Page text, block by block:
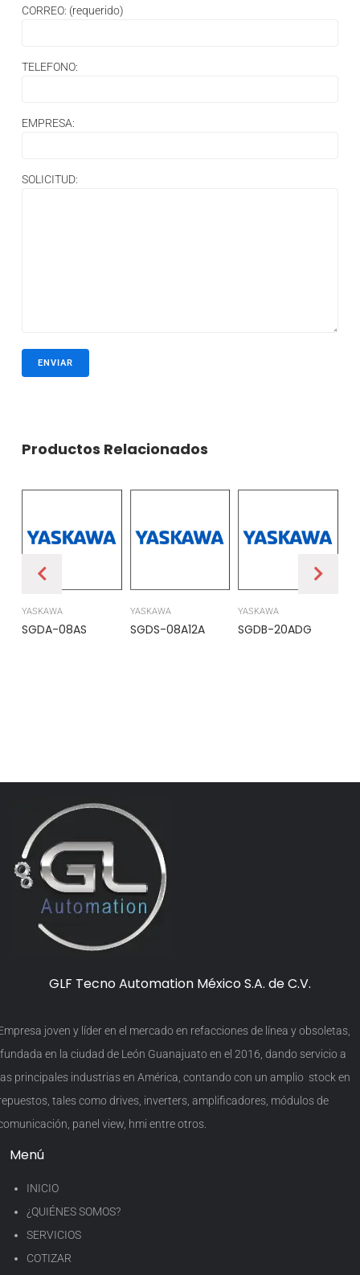
CORREO: (requerido)
TELEFONO:
EMPRESA:
SOLICITUD:
Productos Relacionados
YASKAWA
SGDA-08AS
YASKAWA
SGDS-08A12A
YASKAWA
SGDB-20ADG
GLF Tecno Automation México S.A. de C.V.
joven y líder en el mercado en refacciones de línea y obsoletas,
en la ciudad de León Guanajuato en el 2016, dando servicio a
principales industrias en América, contando con un amplio stock en
tales como drives, inverters, amplificadores, módulos de
panel view, hmi entre otros.
Menú
INICIO
¿QUIÉNES SOMOS?
SERVICIOS
COTIZAR